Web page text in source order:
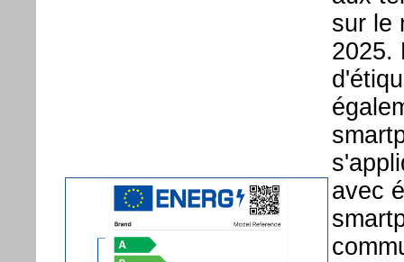
sur le
2025.
avec